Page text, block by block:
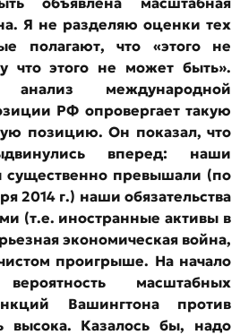
Я не разделяю оценки тех
полагают, что «этого не
что этого не может быть».
анализ международной
РФ опровергает такую
позицию. Он показал, что
вперед: наши
существенно превышали (по
2014 г.) наши обязательства
(т.е. иностранные активы в
экономическая война,
проигрыше. На начало
масштабных
Вашингтона против
высока. Казалось бы, надо